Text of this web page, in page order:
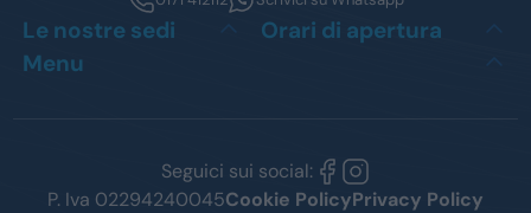
Le nostre sedi
Orari di apertura
Menu
Seguici sui social:
P. Iva 02294240045Cookie PolicyPrivacy Policy